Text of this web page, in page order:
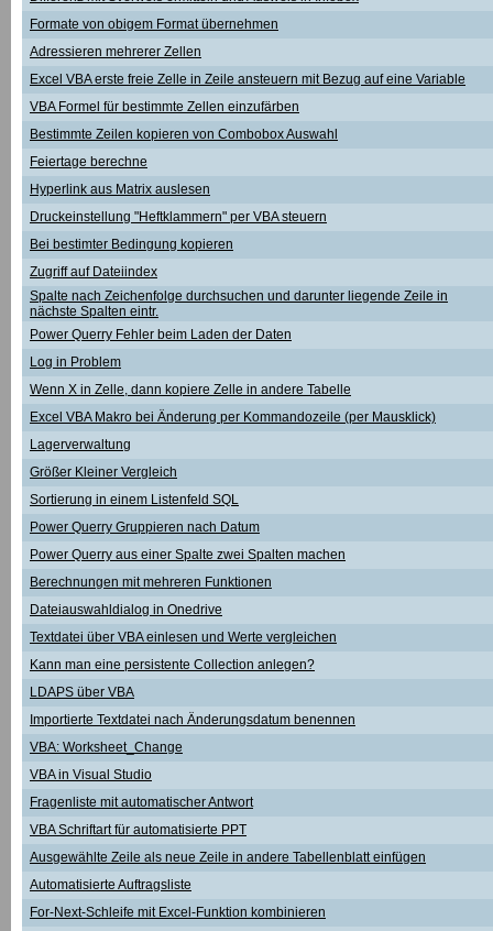
Formate von obigem Format übernehmen
Adressieren mehrerer Zellen
Excel VBA erste freie Zelle in Zeile ansteuern mit Bezug auf eine Variable
VBA Formel für bestimmte Zellen einzufärben
Bestimmte Zeilen kopieren von Combobox Auswahl
Feiertage berechne
Hyperlink aus Matrix auslesen
Druckeinstellung "Heftklammern" per VBA steuern
Bei bestimter Bedingung kopieren
Zugriff auf Dateiindex
Spalte nach Zeichenfolge durchsuchen und darunter liegende Zeile in
nächste Spalten eintr.
Power Querry Fehler beim Laden der Daten
Log in Problem
Wenn X in Zelle, dann kopiere Zelle in andere Tabelle
Excel VBA Makro bei Änderung per Kommandozeile (per Mausklick)
Lagerverwaltung
Größer Kleiner Vergleich
Sortierung in einem Listenfeld SQL
Power Querry Gruppieren nach Datum
Power Querry aus einer Spalte zwei Spalten machen
Berechnungen mit mehreren Funktionen
Dateiauswahldialog in Onedrive
Textdatei über VBA einlesen und Werte vergleichen
Kann man eine persistente Collection anlegen?
LDAPS über VBA
Importierte Textdatei nach Änderungsdatum benennen
VBA: Worksheet_Change
VBA in Visual Studio
Fragenliste mit automatischer Antwort
VBA Schriftart für automatisierte PPT
Ausgewählte Zeile als neue Zeile in andere Tabellenblatt einfügen
Automatisierte Auftragsliste
For-Next-Schleife mit Excel-Funktion kombinieren